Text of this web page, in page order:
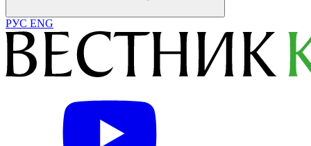
РУС ENG